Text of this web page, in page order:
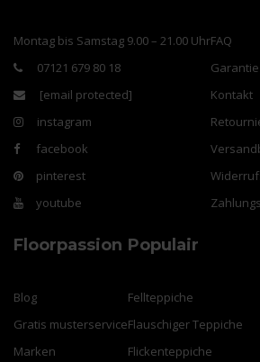
Montag bis Samstag 9.00 – 21.00 Uhr
07121 679 80 18
[email protected]
instagram
facebook
pinterest
youtube
FAQ
Garantie
Kontakt
Floorpassion
Blog
Gratis musterservice
Marken
Populair
Fellteppiche
Flauschiger Teppiche
Flickenteppiche